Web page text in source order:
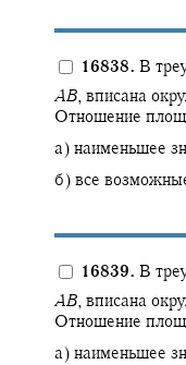
16838. В
AB, вписана
Отношение
а) наименьшее
б) все
16839. В
AB, вписана
Отношение
а) наименьшее